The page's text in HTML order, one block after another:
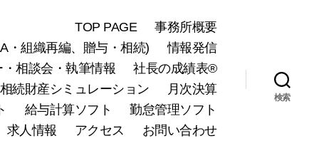
TOP PAGE
事務所概要
・組織再編、贈与・相続)
情報発信
相談会・執筆情報
社長の成績表®
相続財産シミュレーション
月次決算
給与計算ソフト
勤怠管理ソフト
求人情報
アクセス お問い合わせ
検索